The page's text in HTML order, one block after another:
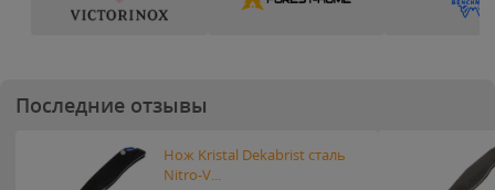
Последние отзывы
Нож Kristal Dekabrist сталь
Nitro-V...